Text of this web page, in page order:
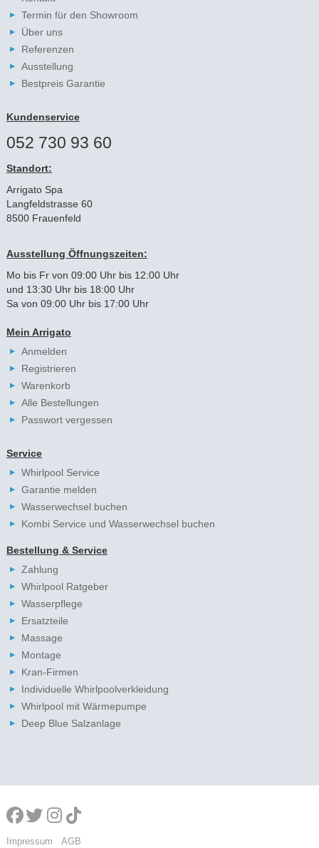
Termin für den Showroom
Über uns
Referenzen
Ausstellung
Bestpreis Garantie
Kundenservice
052 730 93 60
Standort:
Arrigato Spa
Langfeldstrasse 60
8500 Frauenfeld
Ausstellung Öffnungszeiten:
Mo bis Fr von 09:00 Uhr bis 12:00 Uhr
und 13:30 Uhr bis 18:00 Uhr
Sa von 09:00 Uhr bis 17:00 Uhr
Mein Arrigato
Anmelden
Registrieren
Warenkorb
Alle Bestellungen
Passwort vergessen
Service
Whirlpool Service
Garantie melden
Wasserwechsel buchen
Kombi Service und Wasserwechsel buchen
Bestellung & Service
Zahlung
Whirlpool Ratgeber
Wasserpflege
Ersatzteile
Massage
Montage
Kran-Firmen
Individuelle Whirlpoolverkleidung
Whirlpool mit Wärmepumpe
Deep Blue Salzanlage
Impressum AGB